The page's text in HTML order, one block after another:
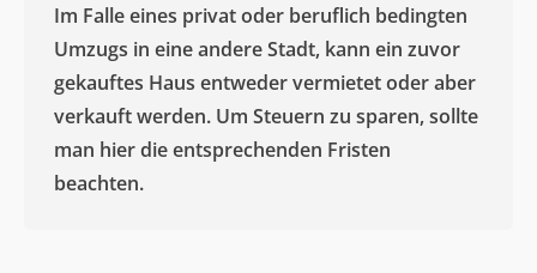
Im Falle eines privat oder beruflich bedingten
Umzugs in eine andere Stadt, kann ein zuvor
gekauftes Haus entweder vermietet oder aber
verkauft werden. Um Steuern zu sparen, sollte
man hier die entsprechenden Fristen
beachten.